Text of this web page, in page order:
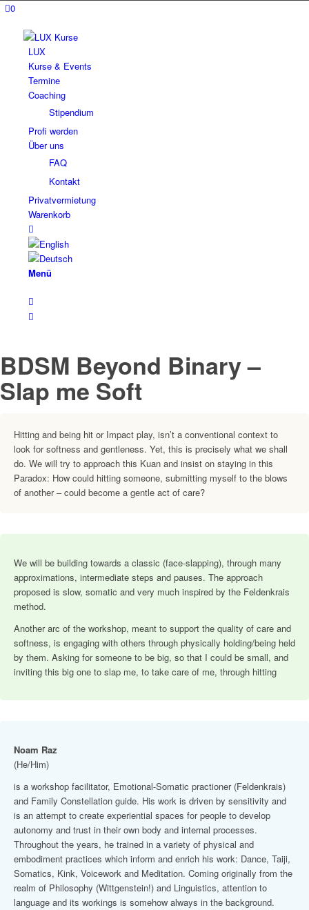
0
LUX
Kurse & Events
Termine
Coaching
Stipendium
Profi werden
Über uns
FAQ
Kontakt
Privatvermietung
Warenkorb
Menü
BDSM Beyond Binary –
Slap me Soft
Hitting and being hit or Impact play, isn’t a conventional context to
look for softness and gentleness. Yet, this is precisely what we shall
do. We will try to approach this Kuan and insist on staying in this
Paradox: How could hitting someone, submitting myself to the blows
of another – could become a gentle act of care?
We will be building towards a classic (face-slapping), through many
approximations, intermediate steps and pauses. The approach
proposed is slow, somatic and very much inspired by the Feldenkrais
method.
Another arc of the workshop, meant to support the quality of care and
softness, is engaging with others through physically holding/being held
by them. Asking for someone to be big, so that I could be small, and
inviting this big one to slap me, to take care of me, through hitting
Noam Raz
(He/Him)
is a workshop facilitator, Emotional-Somatic practioner (Feldenkrais)
and Family Constellation guide. His work is driven by sensitivity and
is an attempt to create experiential spaces for people to develop
autonomy and trust in their own body and internal processes.
Throughout the years, he trained in a variety of physical and
embodiment practices which inform and enrich his work: Dance, Taiji,
Somatics, Kink, Voicework and Meditation. Coming originally from the
realm of Philosophy (Wittgenstein!) and Linguistics, attention to
language and its workings is somehow always in the background.